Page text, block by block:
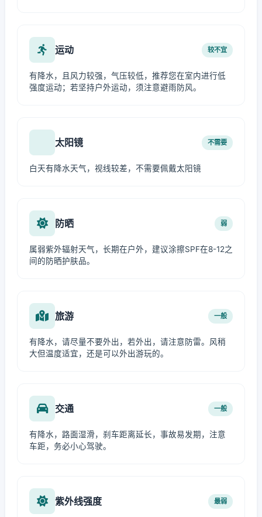
运动 较不宜
有降水，且风力较强，气压较低，推荐您在室内进行低
强度运动；若坚持户外运动，须注意避雨防风。
太阳镜 不需要
白天有降水天气，视线较差，不需要佩戴太阳镜
防晒 弱
属弱紫外辐射天气，长期在户外，建议涂擦SPF在8-12之
间的防晒护肤品。
旅游 一般
有降水，请尽量不要外出，若外出，请注意防雷。风稍
大但温度适宜，还是可以外出游玩的。
交通 一般
有降水，路面湿滑，刹车距离延长，事故易发期，注意
车距，务必小心驾驶。
紫外线强度 最弱